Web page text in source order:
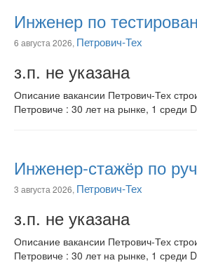
Инженер по
6 августа 2026, Петрович-Тех
з.п. не указана
Описание вакансии Петрович-Тех
Петровиче : 30 лет на рынке, 1 среди
Инженер-стажёр по
3 августа 2026, Петрович-Тех
з.п. не указана
Описание вакансии Петрович-Тех
Петровиче : 30 лет на рынке, 1 среди